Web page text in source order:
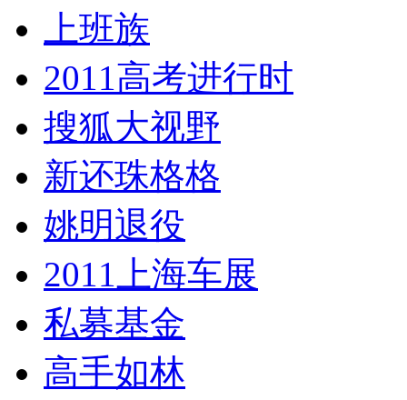
上班族
2011高考进行时
搜狐大视野
新还珠格格
姚明退役
2011上海车展
私募基金
高手如林